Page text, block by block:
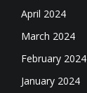
April 2024
March 2024
February 2024
January 2024